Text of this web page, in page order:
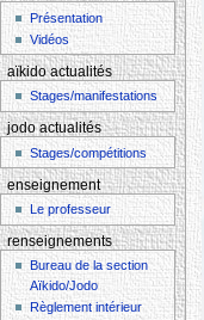
Présentation
Vidéos
aïkido actualités
Stages/manifestations
jodo actualités
Stages/compétitions
enseignement
Le professeur
renseignements
Bureau de la section
Aïkido/Jodo
Règlement intérieur